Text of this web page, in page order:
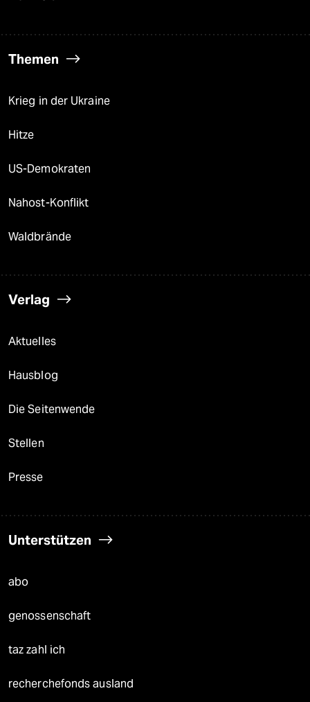
Themen
Krieg in der Ukraine
Hitze
US-Demokraten
Nahost-Konflikt
Waldbrände
Verlag
Aktuelles
Hausblog
Die Seitenwende
Stellen
Presse
Unterstützen
abo
genossenschaft
taz zahl ich
recherchefonds ausland